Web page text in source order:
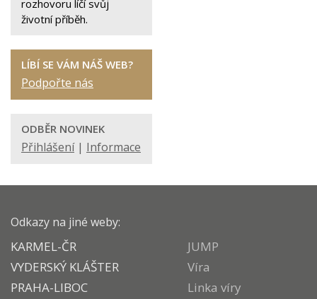
rozhovoru líčí svůj
životní příběh.
LÍBÍ SE VÁM NÁŠ WEB?
Podpořte nás
ODBĚR NOVINEK
Přihlášení| Informace
Odkazy na jiné weby:
KARMEL-ČR
VYDERSKÝ KLÁŠTER
PRAHA-LIBOC
JUMP
Víra
Linka víry